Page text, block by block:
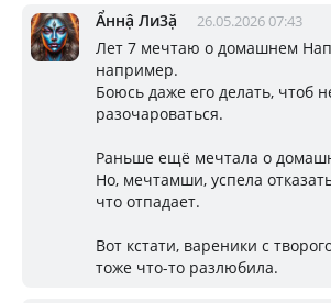
Ẩннậ Ли3ặ 26.05.2026 07:43
Лет 7 мечтаю о домашнем
например.
Боюсь даже его делать, чтоб
разочароваться.
Раньше ещё мечтала о
Но, мечтамши, успела
что отпадает.
Вот кстати, вареники с
тоже что-то разлюбила.